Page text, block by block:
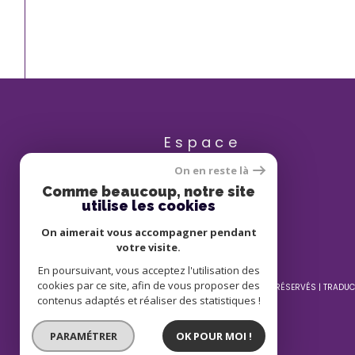
Espace
PROPRIÉTAIRE
se connecter
© 2026 | TOUS DROITS RÉSERVÉS |
On en reste là
Comme beaucoup, notre site
utilise les cookies
On aimerait vous accompagner pendant
votre visite.
En poursuivant, vous acceptez l'utilisation des
cookies par ce site, afin de vous proposer des
contenus adaptés et réaliser des statistiques !
PARAMÉTRER OK POUR MOI !